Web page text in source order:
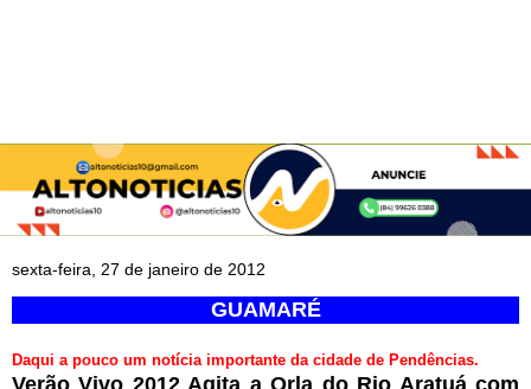
sexta-feira, 27 de janeiro de 2012
GUAMARÉ
Daqui a pouco um notícia importante da cidade de Pendências.